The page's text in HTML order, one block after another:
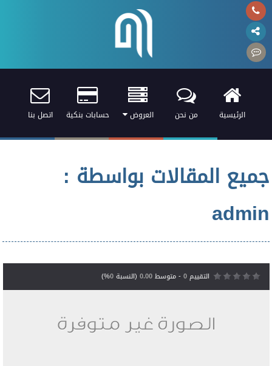
الرئيسية من نحن العروض حسابات بنكية اتصل بنا
جميع المقالات بواسطة :
admin
التقييم0- متوسط0.00(النسبة0
%)